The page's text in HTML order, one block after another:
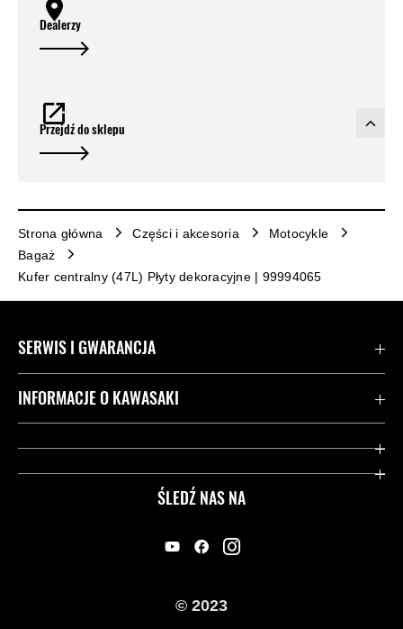
Dealerzy
Przejdź do sklepu
Strona główna Części i akcesoria
Motocykle
Bagaż
Kufer centralny (47L) Płyty dekoracyjne | 99994065
ŚLEDŹ NAS NA
SERWIS I GWARANCJA
Kontakt
Przydatne strony
INFORMACJE O KAWASAKI
Dziedzictwo Kawasaki
© 2023